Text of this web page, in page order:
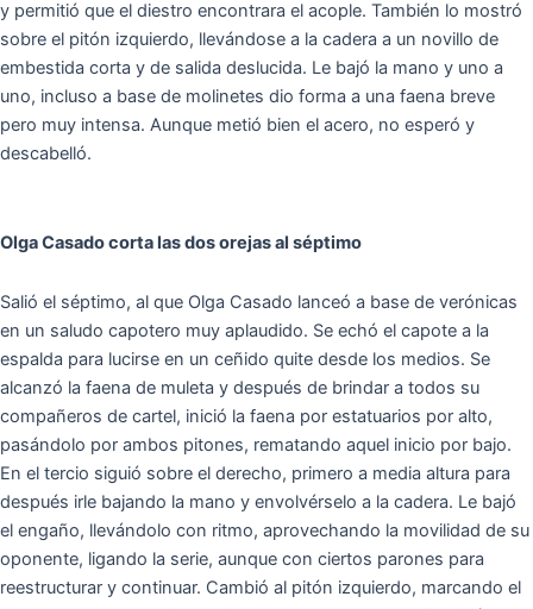
y permitió que el diestro encontrara el acople. También lo mostró
sobre el pitón izquierdo, llevándose a la cadera a un novillo de
embestida corta y de salida deslucida. Le bajó la mano y uno a
uno, incluso a base de molinetes dio forma a una faena breve
pero muy intensa. Aunque metió bien el acero, no esperó y
descabelló.
Olga Casado corta las dos orejas al séptimo
Salió el séptimo, al que Olga Casado lanceó a base de verónicas
en un saludo capotero muy aplaudido. Se echó el capote a la
espalda para lucirse en un ceñido quite desde los medios. Se
alcanzó la faena de muleta y después de brindar a todos su
compañeros de cartel, inició la faena por estatuarios por alto,
pasándolo por ambos pitones, rematando aquel inicio por bajo.
En el tercio siguió sobre el derecho, primero a media altura para
después irle bajando la mano y envolvérselo a la cadera. Le bajó
el engaño, llevándolo con ritmo, aprovechando la movilidad de su
oponente, ligando la serie, aunque con ciertos parones para
reestructurar y continuar. Cambió al pitón izquierdo, marcando el